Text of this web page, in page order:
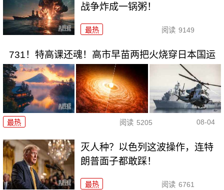
战争炸成一锅粥！
最热 阅读 9149
731！特高课还魂！高市早苗两把火烧穿日本国运
最热 阅读 5205 08-04
灭人种？以色列这波操作，连特
朗普面子都敢踩！
最热 阅读 6761